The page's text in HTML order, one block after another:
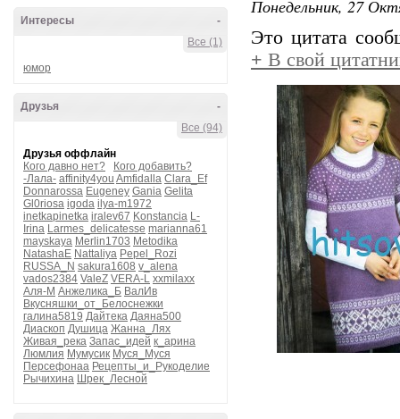
-
Интересы
Все (1)
юмор
-
Друзья
Все (94)
Друзья оффлайн
Кого давно нет?
Кого добавить?
-Лала- affinity4you Amfidalla Clara_Ef
Donnarossa Eugeney Gania Gelita
Gl0riosa igoda ilya-m1972
inetkapinetka iralev67 Konstancia L-
Irina Larmes_delicatesse marianna61
mayskaya Merlin1703 Metodika
NatashaE Nattaliya Pepel_Rozi
RUSSA_N sakura1608 v_alena
vados2384 ValeZ VERA-L xxmilaxx
Аля-М Анжелика_Б ВалИв
Вкусняшки_от_Белоснежки
галина5819 Дайтека Даяна500
Диаскоп Душица Жанна_Лях
Живая_река Запас_идей к_арина
Люмлия Мумусик Муся_Муся
Персефонаа Рецепты_и_Рукоделие
Рычихина Шрек_Лесной
Понедельник, 27
Это цитата
+ В свой